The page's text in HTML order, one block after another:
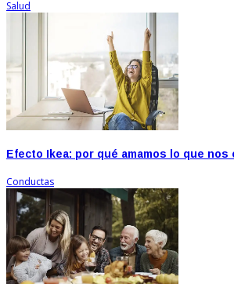
Salud
Efecto Ikea: por qué amamos lo que
Conductas